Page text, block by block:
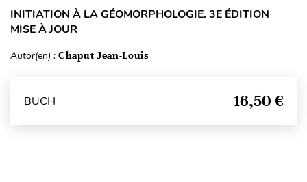
INITIATION À LA GÉOMORPHOLOGIE. 3E ÉDITION
MISE À JOUR
Autor(en) : Chaput Jean-Louis
BUCH 16,50 €